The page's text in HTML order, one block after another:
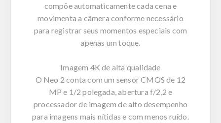
compõe automaticamente cada cena e
movimenta a câmera conforme necessário
para registrar seus momentos especiais com
apenas um toque.
Imagem 4K de alta qualidade
O Neo 2 conta com um sensor CMOS de 12
MP e 1/2 polegada, abertura f/2,2 e
processador de imagem de alto desempenho
para imagens mais nítidas e com menos ruído.